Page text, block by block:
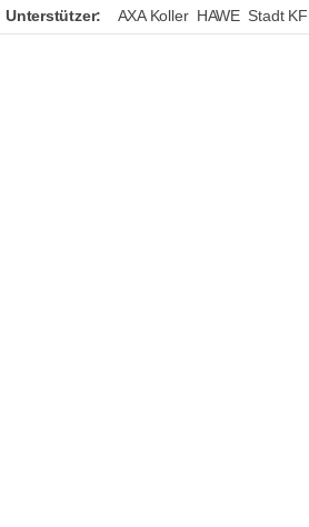
Unterstützer: AXA Koller HAWE Stadt KF